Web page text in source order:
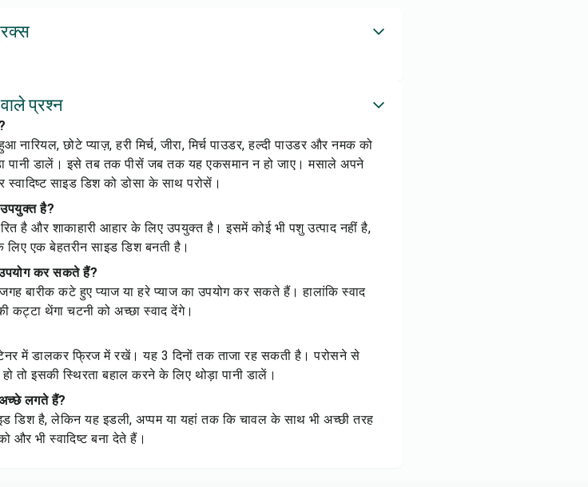
प्रश्न
छोटे प्याज़, हरी मिर्च, जीरा, मिर्च पाउडर, हल्दी पाउडर और नमक को
पानी डालें। इसे तब तक पीसें जब तक यह एकसमान न हो जाए। मसाले अपने
साइड डिश को डोसा के साथ परोसें।
उपयुक्त है?
है और शाकाहारी आहार के लिए उपयुक्त है। इसमें कोई भी पशु उत्पाद नहीं है,
लिए एक बेहतरीन साइड डिश बनती है।
कर सकते हैं?
बारीक कटे हुए प्याज या हरे प्याज का उपयोग कर सकते हैं। हालांकि स्वाद
थेंगा चटनी को अच्छा स्वाद देंगे।
में डालकर फ्रिज में रखें। यह 3 दिनों तक ताजा रह सकती है। परोसने से
इसकी स्थिरता बहाल करने के लिए थोड़ा पानी डालें।
लगते हैं?
डिश है, लेकिन यह इडली, अप्पम या यहां तक कि चावल के साथ भी अच्छी तरह
और भी स्वादिष्ट बना देते हैं।